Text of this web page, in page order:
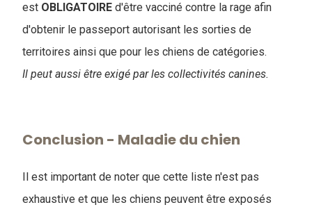
est OBLIGATOIRE d'être vacciné contre la rage afin
d'obtenir le passeport autorisant les sorties de
territoires ainsi que pour les chiens de catégories.
Il peut aussi être exigé par les collectivités canines.
Conclusion - Maladie du chien
Il est important de noter que cette liste n'est pas
exhaustive et que les chiens peuvent être exposés